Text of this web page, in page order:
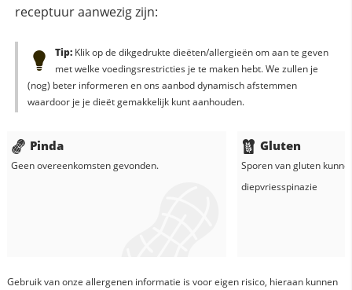
receptuur aanwezig zijn:
Tip:Klik op de dikgedrukte dieëten/allergieën om aan te geven
met welke voedingsrestricties je te maken hebt. We zullen je
(nog) beter informeren en ons aanbod dynamisch afstemmen
waardoor je je dieët gemakkelijk kunt aanhouden.
Pinda
Geen overeenkomsten gevonden.
Gluten
Sporen van gluten
diepvriesspinazie
Gebruik van onze allergenen informatie is voor eigen risico, hieraan kunnen